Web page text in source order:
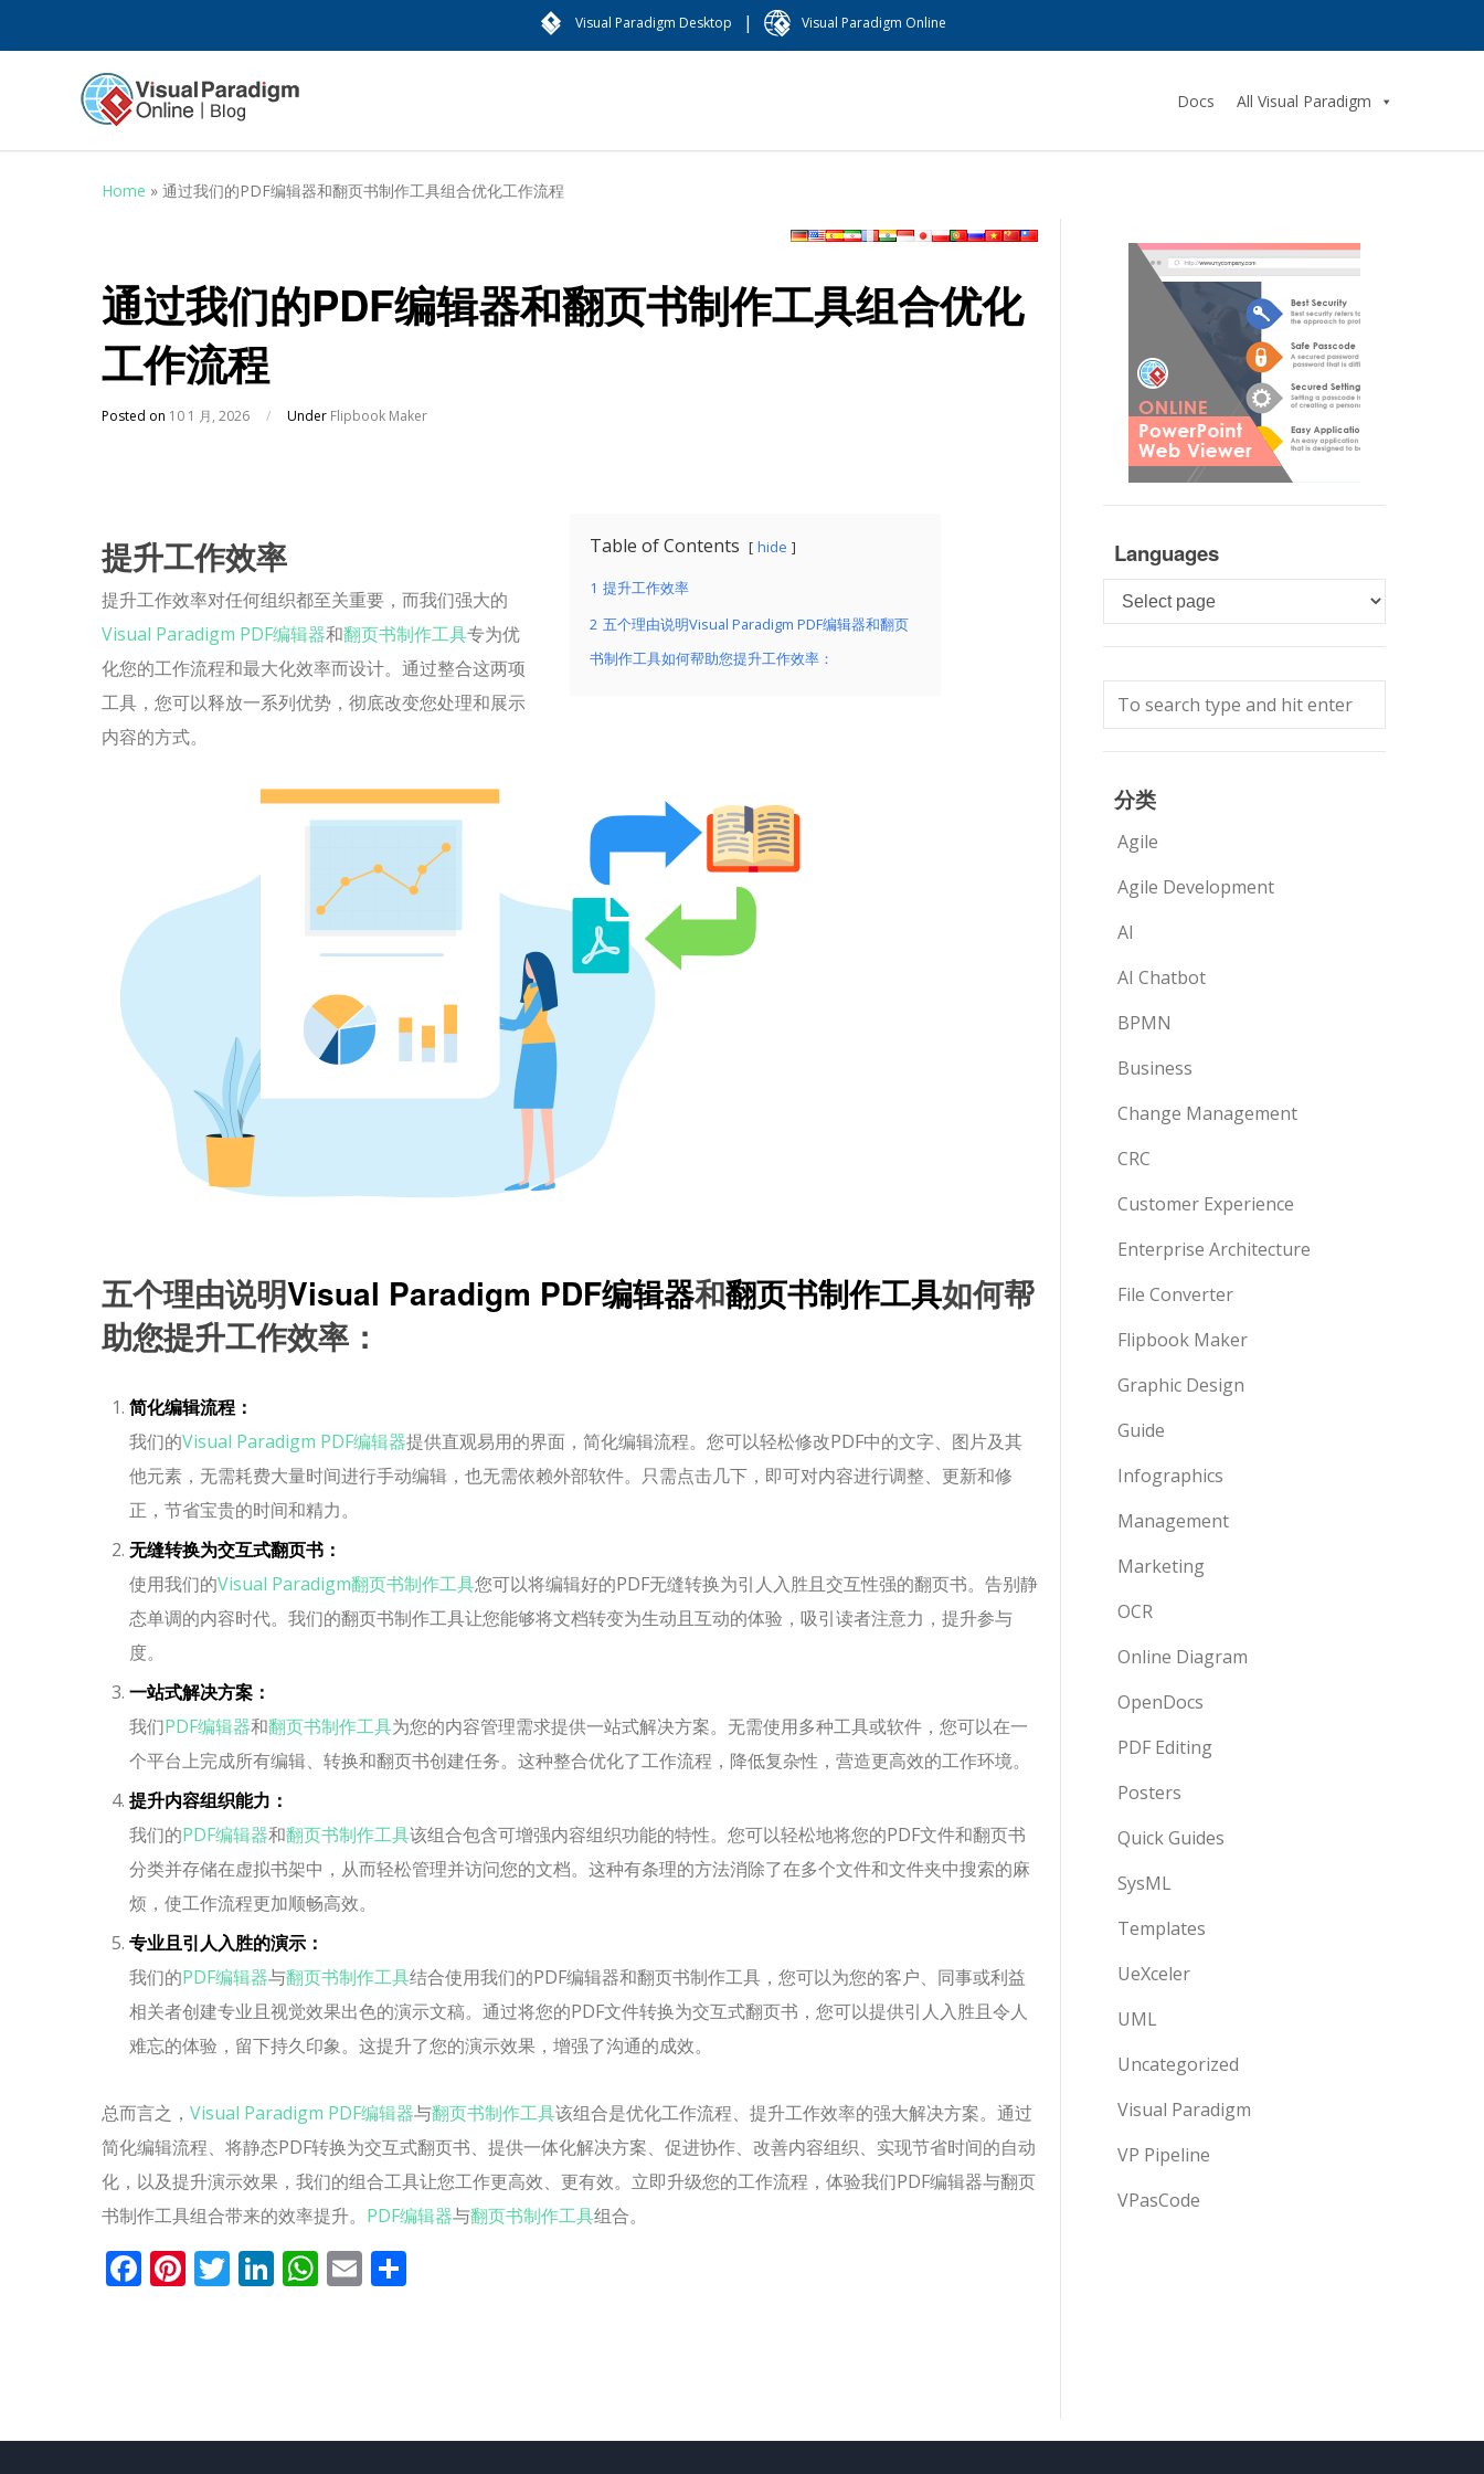
Visual Paradigm Desktop | Visual Paradigm Online
Docs All Visual Paradigm
Home » 通过我们的PDF编辑器和翻页书制作工具组合优化工作流程
通过我们的PDF编辑器和翻页书制作工具组合优化
工作流程
Posted on 10 1 月, 2026 / Under Flipbook Maker
Table of Contents hide
1 提升工作效率
2 五个理由说明Visual Paradigm PDF编辑器和翻页
书制作工具如何帮助您提升工作效率：
提升工作效率
提升工作效率对任何组织都至关重要，而我们强大的
Visual Paradigm PDF编辑器和翻页书制作工具专为优
化您的工作流程和最大化效率而设计。通过整合这两项
工具，您可以释放一系列优势，彻底改变您处理和展示
内容的方式。
五个理由说明Visual Paradigm PDF编辑器和翻页书制作工具如何帮
助您提升工作效率：
简化编辑流程：
我们的Visual Paradigm PDF编辑器提供直观易用的界面，简化编辑流程。您可以轻松修改PDF中的文字、图片及其
他元素，无需耗费大量时间进行手动编辑，也无需依赖外部软件。只需点击几下，即可对内容进行调整、更新和修
正，节省宝贵的时间和精力。
无缝转换为交互式翻页书：
使用我们的Visual Paradigm翻页书制作工具您可以将编辑好的PDF无缝转换为引人入胜且交互性强的翻页书。告别静
态单调的内容时代。我们的翻页书制作工具让您能够将文档转变为生动且互动的体验，吸引读者注意力，提升参与
度。
一站式解决方案：
我们PDF编辑器和翻页书制作工具为您的内容管理需求提供一站式解决方案。无需使用多种工具或软件，您可以在一
个平台上完成所有编辑、转换和翻页书创建任务。这种整合优化了工作流程，降低复杂性，营造更高效的工作环境。
提升内容组织能力：
我们的PDF编辑器和翻页书制作工具该组合包含可增强内容组织功能的特性。您可以轻松地将您的PDF文件和翻页书
分类并存储在虚拟书架中，从而轻松管理并访问您的文档。这种有条理的方法消除了在多个文件和文件夹中搜索的麻
烦，使工作流程更加顺畅高效。
专业且引人入胜的演示：
我们的PDF编辑器与翻页书制作工具结合使用我们的PDF编辑器和翻页书制作工具，您可以为您的客户、同事或利益
相关者创建专业且视觉效果出色的演示文稿。通过将您的PDF文件转换为交互式翻页书，您可以提供引人入胜且令人
难忘的体验，留下持久印象。这提升了您的演示效果，增强了沟通的成效。
总而言之， Visual Paradigm PDF编辑器与翻页书制作工具该组合是优化工作流程、提升工作效率的强大解决方案。通过
简化编辑流程、将静态PDF转换为交互式翻页书、提供一体化解决方案、促进协作、改善内容组织、实现节省时间的自动
化，以及提升演示效果，我们的组合工具让您工作更高效、更有效。立即升级您的工作流程，体验我们PDF编辑器与翻页
书制作工具组合带来的效率提升。 PDF编辑器与翻页书制作工具组合。
Facebook
Pinterest
Twitter
LinkedIn
WhatsApp
Email
Languages
Languages
分类
Agile
Agile Development
AI
AI Chatbot
BPMN
Business
Change Management
CRC
Customer Experience
Enterprise Architecture
File Converter
Flipbook Maker
Graphic Design
Guide
Infographics
Management
Marketing
OCR
Online Diagram
OpenDocs
PDF Editing
Posters
Quick Guides
SysML
Templates
UeXceler
UML
Uncategorized
Visual Paradigm
VP Pipeline
VPasCode